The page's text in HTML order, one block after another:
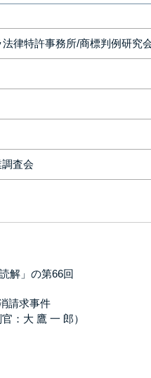
律特許事務所/商標判例研究
査会
解」の第66回
請求事件
：大 鷹 一 郎）